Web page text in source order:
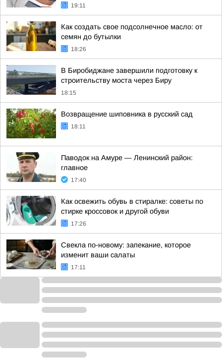
19:11
Как создать свое подсолнечное масло: от
семян до бутылки
18:26
В Биробиджане завершили подготовку к
строительству моста через Биру
18:15
Возвращение шиповника в русский сад
18:11
Паводок на Амуре — Ленинский район:
главное
17:40
Как освежить обувь в стиралке: советы по
стирке кроссовок и другой обуви
17:26
Свекла по-новому: запекание, которое
изменит ваши салаты
17:11